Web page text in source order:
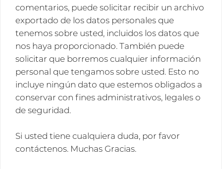
comentarios, puede solicitar recibir un archivo
exportado de los datos personales que
tenemos sobre usted, incluidos los datos que
nos haya proporcionado. También puede
solicitar que borremos cualquier información
personal que tengamos sobre usted. Esto no
incluye ningún dato que estemos obligados a
conservar con fines administrativos, legales o
de seguridad.
Si usted tiene cualquiera duda, por favor
contáctenos. Muchas Gracias.